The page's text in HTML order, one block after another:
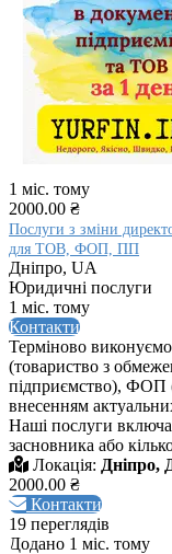
1 міс. тому
2000.00 ₴
Послуги з зміни
для ТОВ, ФОП, ПП
Дніпро, UA
Юридичні послуги
1 міс. тому
Контакти
Терміново
(товариство з
підприємство), ФОП
внесенням
Наші послуги
засновника або
Локація: Дніпро,
2000.00 ₴
Контакти
19 переглядів
Додано 1 міс. тому